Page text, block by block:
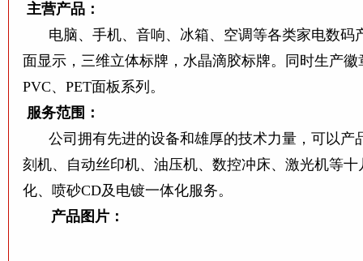
主营产品：
电脑、手机、音响、冰箱、空调等各类家电数
面显示，三维立体标牌，水晶滴胶标牌。同时生产
PVC、PET面板系列。
服务范围：
公司拥有先进的设备和雄厚的技术力量，可以
刻机、自动丝印机、油压机、数控冲床、激光机等
化、喷砂CD及电镀一体化服务。
产品图片：